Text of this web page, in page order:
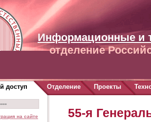
Информационные и
отделение
на сайте
55-я
доступ Отделение Проекты